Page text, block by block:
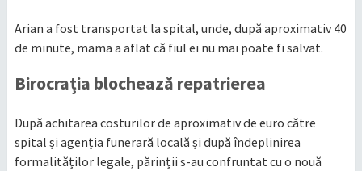
Arian a fost transportat la spital, unde, după aproximativ 40
de minute, mama a aflat că fiul ei nu mai poate fi salvat.
Birocrația blochează repatrierea
După achitarea costurilor de aproximativ de euro către
spital și agenția funerară locală și după îndeplinirea
formalităților legale, părinții s-au confruntat cu o nouă